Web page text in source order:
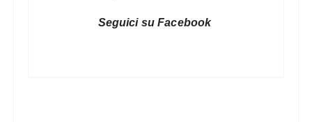
Seguici su Facebook